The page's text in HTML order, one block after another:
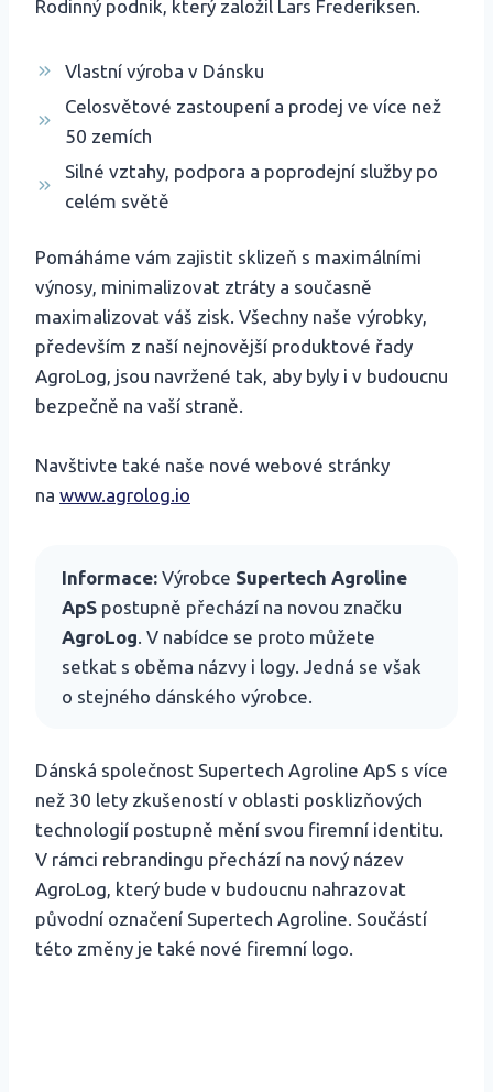
Rodinný podnik, který založil Lars Frederiksen.
Vlastní výroba v Dánsku
Celosvětové zastoupení a prodej ve více než
50 zemích
Silné vztahy, podpora a poprodejní služby po
celém světě
Pomáháme vám zajistit sklizeň s maximálními
výnosy, minimalizovat ztráty a současně
maximalizovat váš zisk. Všechny naše výrobky,
především z naší nejnovější produktové řady
AgroLog, jsou navržené tak, aby byly i v budoucnu
bezpečně na vaší straně.
Navštivte také naše nové webové stránky
na www.agrolog.io
Informace: Výrobce Supertech Agroline
ApS postupně přechází na novou značku
AgroLog. V nabídce se proto můžete
setkat s oběma názvy i logy. Jedná se však
o stejného dánského výrobce.
Dánská společnost Supertech Agroline ApS s více
než 30 lety zkušeností v oblasti posklizňových
technologií postupně mění svou firemní identitu.
V rámci rebrandingu přechází na nový název
AgroLog, který bude v budoucnu nahrazovat
původní označení Supertech Agroline. Součástí
této změny je také nové firemní logo.